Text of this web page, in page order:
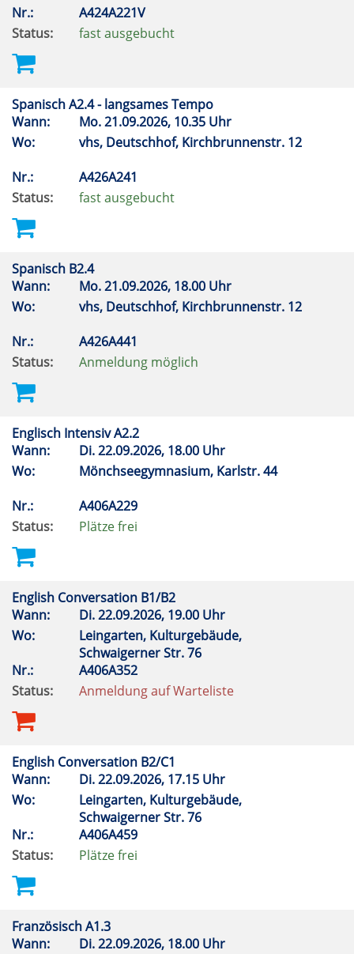
Nr.:
A424A221V
Status:
fast ausgebucht
Spanisch A2.4 - langsames Tempo
Wann:
Mo.21.09.2026, 10.35 Uhr
Wo:
vhs, Deutschhof, Kirchbrunnenstr. 12
Nr.:
A426A241
Status:
fast ausgebucht
Spanisch B2.4
Wann:
Mo.21.09.2026, 18.00 Uhr
Wo:
vhs, Deutschhof, Kirchbrunnenstr. 12
Nr.:
A426A441
Status:
Anmeldung möglich
Englisch Intensiv A2.2
Wann:
Di.22.09.2026, 18.00 Uhr
Wo:
Mönchseegymnasium, Karlstr. 44
Nr.:
A406A229
Status:
Plätze frei
English Conversation B1/B2
Wann:
Di.22.09.2026, 19.00 Uhr
Wo:
Leingarten, Kulturgebäude,
Schwaigerner Str. 76
Nr.:
A406A352
Status:
Anmeldung auf Warteliste
English Conversation B2/C1
Wann:
Di.22.09.2026, 17.15 Uhr
Wo:
Leingarten, Kulturgebäude,
Schwaigerner Str. 76
Nr.:
A406A459
Status:
Plätze frei
Französisch A1.3
Wann:
Di.22.09.2026, 18.00 Uhr